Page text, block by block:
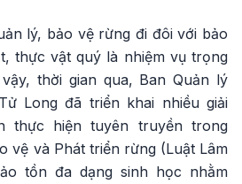
lý, bảo vệ rừng đi đôi với bảo
thực vật quý là nhiệm vụ trọng
thời gian qua, Ban Quản lý
Long đã triển khai nhiều giải
thực hiện tuyên truyền trong
vệ và Phát triển rừng (Luật Lâm
tồn đa dạng sinh học nhằm